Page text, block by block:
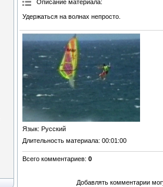
Описание материала:
Удержаться на волнах непросто.
Язык: Русский
Длительность материала: 00:01:00
Всего комментариев: 0
Добавлять комментарии